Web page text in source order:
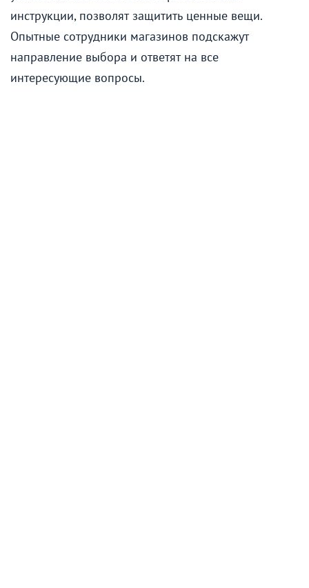
инструкции, позволят защитить ценные вещи.
Опытные сотрудники магазинов подскажут
направление выбора и ответят на все
интересующие вопросы.